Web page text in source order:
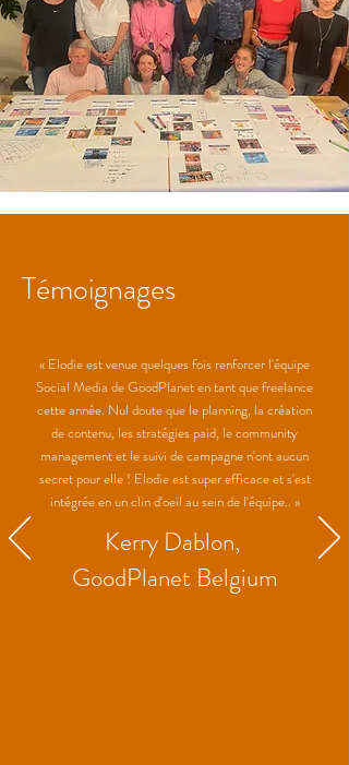
Témoignages
« Elodie est venue quelques fois renforcer l'équipe
Social Media de GoodPlanet en tant que freelance
cette année. Nul doute que le planning, la création
de contenu, les stratégies paid, le community
management et le suivi de campagne n'ont aucun
secret pour elle ! Elodie est super efficace et s'est
intégrée en un clin d'oeil au sein de l'équipe.. »
Kerry Dablon,
GoodPlanet Belgium